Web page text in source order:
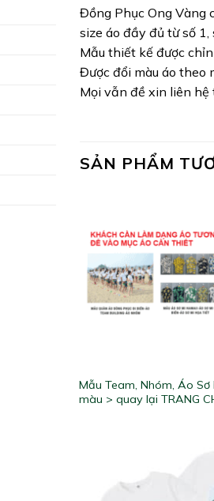
Đồng Phục Ong Vàng
size áo đầy đủ từ số 1,
Mẫu thiết kế được
Được đổi màu áo theo
Mọi vẫn đề xin liên
SẢN PHẨM
Mẫu Team, Nhóm, Áo
màu > quay lại TRANG